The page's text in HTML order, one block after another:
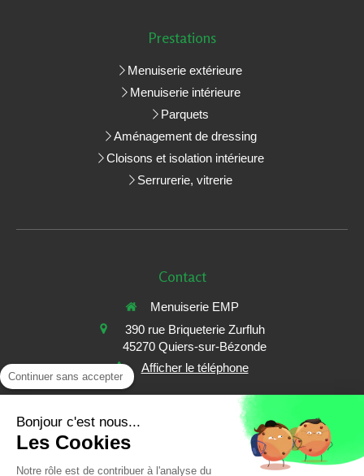
Prestations
Menuiserie extérieure
Menuiserie intérieure
Parquets
Aménagement de dressing
Cloisons et isolation intérieure
Serrurerie, vitrerie
Contact
Menuiserie EMP
390 rue Briqueterie Zurfluh
45270 Quiers-sur-Bézonde
Afficher le téléphone
Plan du site
Continuer sans accepter
Bonjour c'est nous...
Les Cookies
Notre rôle est de contribuer à l'analyse du